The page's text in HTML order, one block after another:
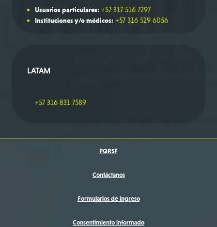
Usuarios particulares: +57 317 516 7297
Instituciones y/o médicos: +57 316 529 6056
LATAM
+57 316 831 7589
PQRSF
Contáctanos
Formularios de ingreso
Consentimiento informado